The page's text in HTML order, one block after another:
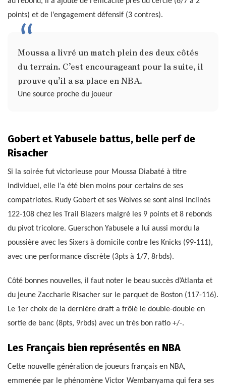
points) et de l’engagement défensif (3 contres).
Moussa a livré un match plein des deux côtés
du terrain. C’est encourageant pour la suite, il
prouve qu’il a sa place en NBA.
Une source proche du joueur
Gobert et Yabusele battus, belle perf de
Risacher
Si la soirée fut victorieuse pour Moussa Diabaté à titre
individuel, elle l’a été bien moins pour certains de ses
compatriotes. Rudy Gobert et ses Wolves se sont ainsi inclinés
122-108 chez les Trail Blazers malgré les 9 points et 8 rebonds
du pivot tricolore. Guerschon Yabusele a lui aussi mordu la
poussière avec les Sixers à domicile contre les Knicks (99-111),
avec une performance discrète (3pts à 1/7, 8rbds).
Côté bonnes nouvelles, il faut noter le beau succès d’Atlanta et
du jeune Zaccharie Risacher sur le parquet de Boston (117-116).
Le 1er choix de la dernière draft a frôlé le double-double en
sortie de banc (8pts, 9rbds) avec un très bon ratio +/-.
Les Français bien représentés en NBA
Cette nouvelle génération de joueurs français en NBA,
emmenée par le phénomène Victor Wembanyama qui fera ses